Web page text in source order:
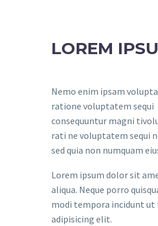
LOREM
Nemo enim ipsam
ratione voluptatem sequi
consequuntur magni
rati ne voluptatem sequi
sed quia non numquam
Lorem ipsum dolor sit
aliqua. Neque porro
modi tempora incidunt ut
adipisicing elit.